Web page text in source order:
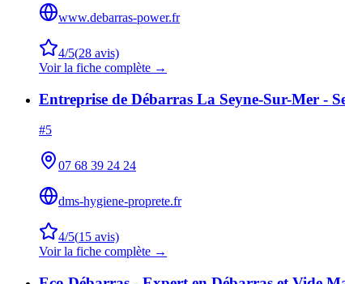
www.debarras-power.fr
4/5(28 avis)
Voir la fiche complète →
Entreprise de Débarras La Seyne-Sur-Mer -
#5
07 68 39 24 24
dms-hygiene-proprete.fr
4/5(15 avis)
Voir la fiche complète →